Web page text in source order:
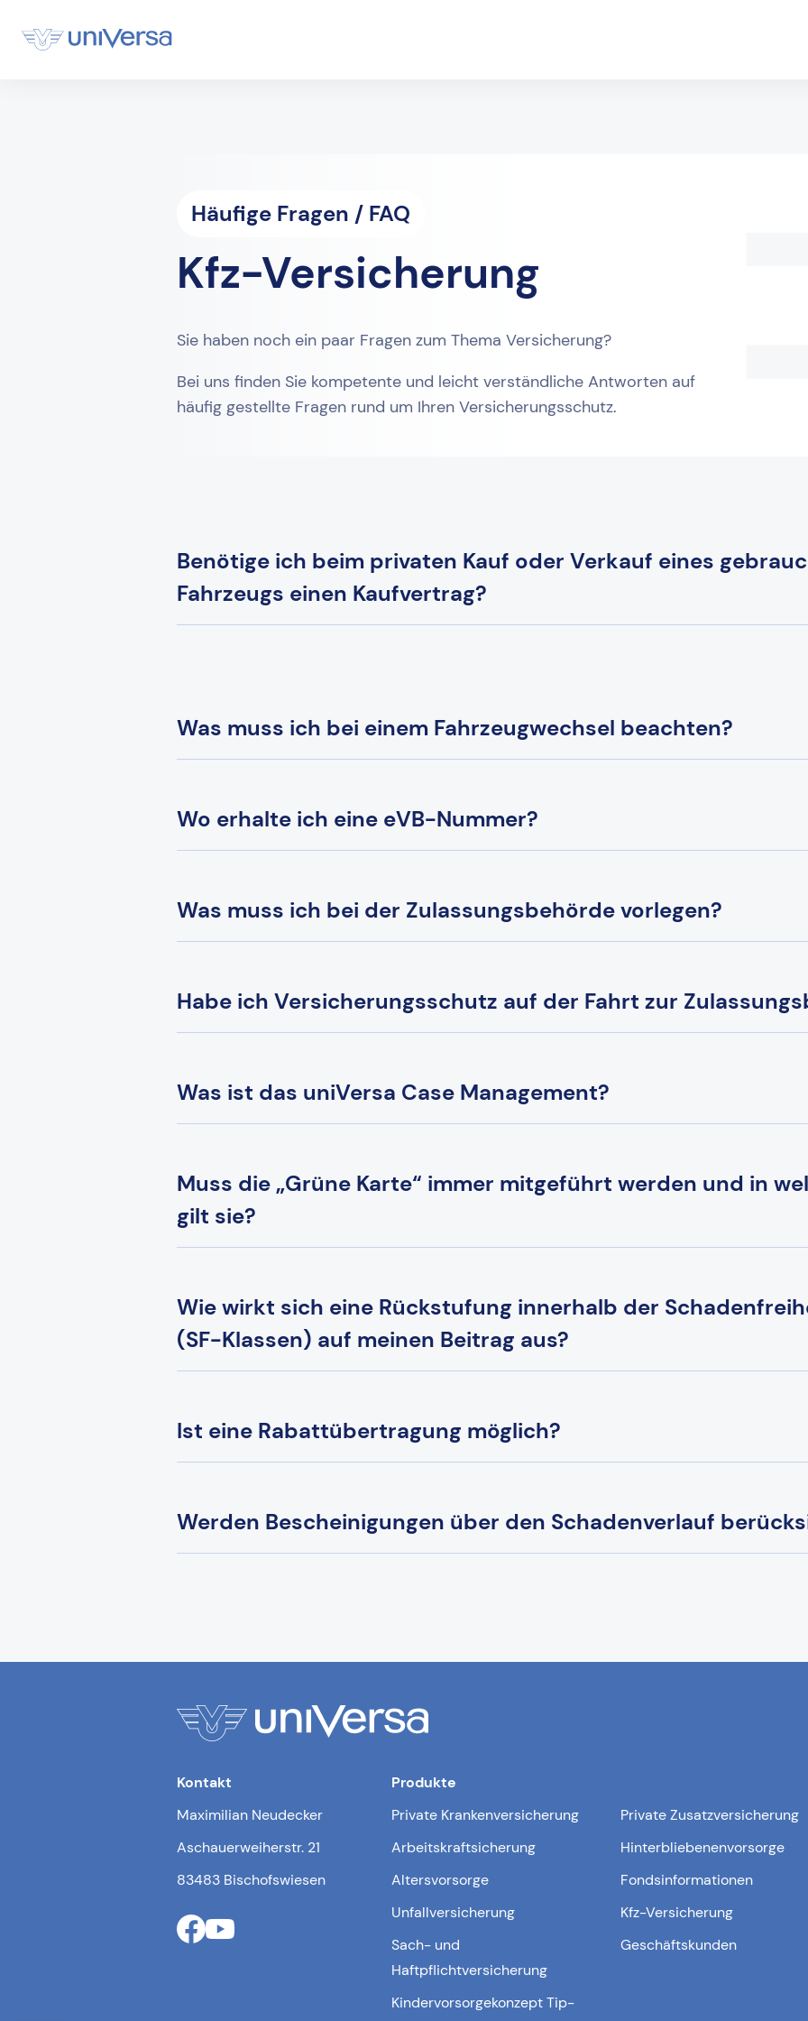
Häufige Fragen / FAQ
Kfz-Versicherung
Sie haben noch ein paar Fragen zum Thema Versicherung?
Bei uns finden Sie kompetente und leicht verständliche Antworten auf
häufig gestellte Fragen rund um Ihren Versicherungsschutz.
Benötige ich beim privaten Kauf oder Verkauf eines
Fahrzeugs einen Kaufvertrag?
Was muss ich bei einem Fahrzeugwechsel beachten?
Wo erhalte ich eine eVB-Nummer?
Was muss ich bei der Zulassungsbehörde vorlegen?
Habe ich Versicherungsschutz auf der Fahrt zur
Was ist das uniVersa Case Management?
Muss die „Grüne Karte“ immer mitgeführt werden und in
gilt sie?
Wie wirkt sich eine Rückstufung innerhalb der
(SF-Klassen) auf meinen Beitrag aus?
Ist eine Rabattübertragung möglich?
Werden Bescheinigungen über den Schadenverlauf
Kontakt
Maximilian Neudecker
Aschauerweiherstr. 21
83483 Bischofswiesen
Produkte
Private Krankenversicherung
Private Zusatzversicherung
Arbeitskraftsicherung
Hinterbliebenenvorsorge
Altersvorsorge
Fondsinformationen
Unfallversicherung
Kfz-Versicherung
Sach- und
Haftpflichtversicherung
Geschäftskunden
Kindervorsorgekonzept Tip-